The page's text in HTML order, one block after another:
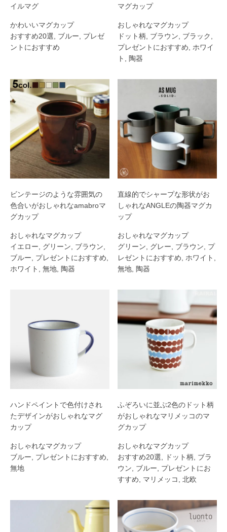
イルマグ
かわいいマグカップ
おすすめ20選, ブルー, プレゼ
ントにおすすめ
マグカップ
おしゃれなマグカップ
ドット柄, ブラウン, ブラック,
プレゼントにおすすめ,ホワイ
ト , 陶器
ビンテージのような雰囲気の
色合いがおしゃれなamabroマ
グカップ
おしゃれなマグカップ
イエロー
グリーン ブラウン
ブルー
プレゼントにおすすめ
ホワイト
無地 陶器
直線的でシャープな形状がお
しゃれなANGLEの陶器マグカ
ップ
おしゃれなマグカップ
グリーン
グレー ブラウン
プ
レゼントにおすすめ
ホワイト
無地
陶器
ハンドペイントで色付けされ
たデザインがおしゃれなマグ
カップ
おしゃれなマグカップ
ブルー
プレゼントにおすすめ
無地
ふぞろいに並ぶ2色のドット柄
がおしゃれなマリメッコのマ
グカップ
おしゃれなマグカップ
おすすめ20選
ドット柄
ブラ
ウン
ブルー
プレゼントにお
すすめ
マリメッコ ,北欧